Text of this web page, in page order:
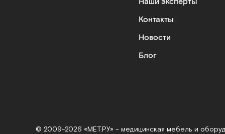
Контакты
Новости
Блог
© 2009-2026 «МЕТ.РУ» – медицинская мебель и